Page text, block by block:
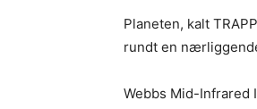
Planeten, kalt
rundt en
Webbs Mid-Infrared